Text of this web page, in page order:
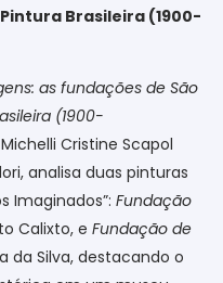
Brasileira (1900-
as fundações de São
(1900-
Michelli Cristine Scapol
analisa duas pinturas
Imaginados”: Fundação
Calixto, e Fundação de
da Silva, destacando o